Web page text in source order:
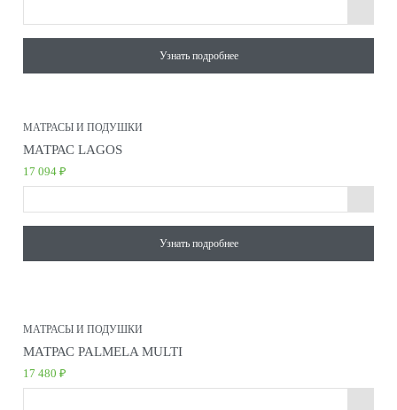
Узнать подробнее
МАТРАСЫ И ПОДУШКИ
МАТРАС LAGOS
17 094 ₽
Узнать подробнее
МАТРАСЫ И ПОДУШКИ
МАТРАС PALMELA MULTI
17 480 ₽